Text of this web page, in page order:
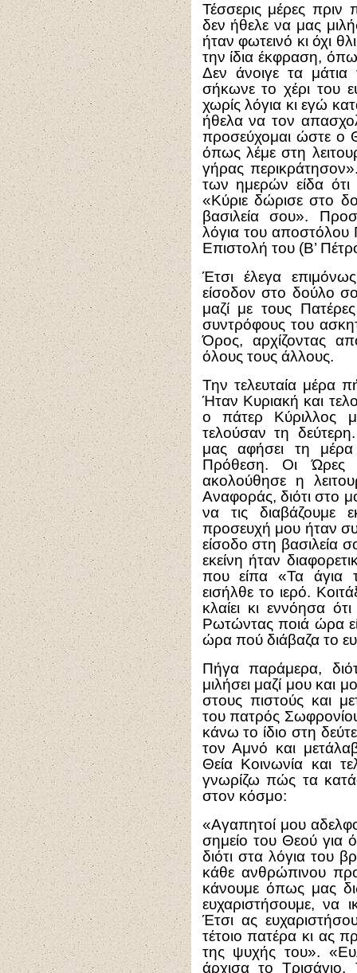
Τέσσερις μέρες πριν
δεν ήθελε να μας
ήταν φωτεινό κι όχι
την ίδια έκφραση,
Δεν άνοιγε τα μάτια
σήκωνε το χέρι του
χωρίς λόγια κι εγώ
ήθελα να τον
προσεύχομαι ώστε ο
όπως λέμε στη
γήρας
των ημερών είδα ότι
«Κύριε δώρισε στο
βασιλεία σου».
λόγια του αποστόλου
Επιστολή του (Β’
Έτσι έλεγα
είσοδον στο δούλο
μαζί με τους
συντρόφους του
Όρος, αρχίζοντας
όλους τους άλλους.
Την τελευταία μέρα
Ήταν Κυριακή και
ο πάτερ Κύριλλος
τελούσαν τη
μας αφήσει τη
Πρόθεση. Οι Ώρες
ακολούθησε η
Αναφοράς, διότι στο
να τις διαβάζουμε
προσευχή μου ήταν
είσοδο στη βασιλεία
εκείνη ήταν
που είπα «Τα άγια
εισήλθε το ιερό.
κλαίει κι εννόησα
Ρωτώντας ποιά ώρα
ώρα πού διάβαζα το
Πήγα παράμερα,
μιλήσει μαζί μου και
στους πιστούς και
του πατρός
κάνω το ίδιο στη
τον Αμνό και
Θεία Κοινωνία και
γνωρίζω πώς τα
στον κόσμο:
«Αγαπητοί μου
σημείο του Θεού για
διότι στα λόγια του
κάθε ανθρώπινου
κάνουμε όπως μας
ευχαριστήσουμε, να
Έτσι ας
τέτοιο πατέρα κι ας
της ψυχής του».
άρχισα το